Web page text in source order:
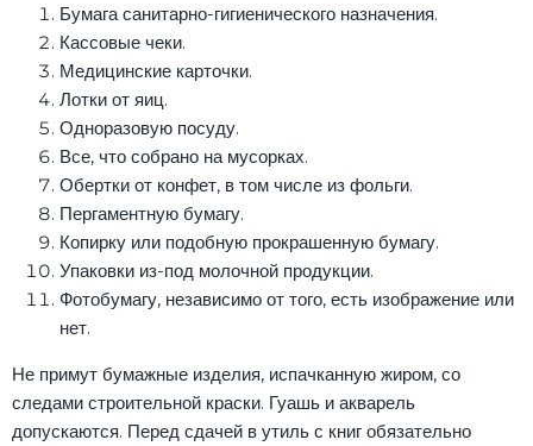
Бумага санитарно-гигиенического назначения.
Кассовые чеки.
Медицинские карточки.
Лотки от яиц.
Одноразовую посуду.
Все, что собрано на мусорках.
Обертки от конфет, в том числе из фольги.
Пергаментную бумагу.
Копирку или подобную прокрашенную бумагу.
Упаковки из-под молочной продукции.
Фотобумагу, независимо от того, есть изображение или
нет.
Не примут бумажные изделия, испачканную жиром, со
следами строительной краски. Гуашь и акварель
допускаются. Перед сдачей в утиль с книг обязательно